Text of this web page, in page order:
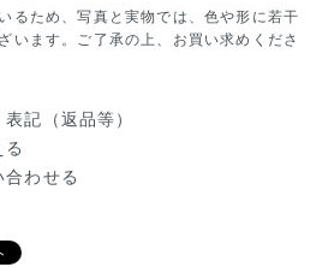
るため、写真と実物では、色や形に若干
います。ご了承の上、お買い求めくださ
記（返品等）
る
合わせる